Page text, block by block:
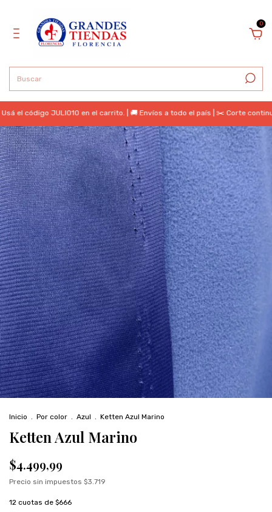
0
código JULIO10 en el carrito. | 🚚 Envíos a todo el país | ✂️ Corte continuo |
Inicio . Por color . Azul . Ketten Azul Marino
Ketten Azul Marino
$4.499,99
Precio sin impuestos $3.719
12 cuotas de $666